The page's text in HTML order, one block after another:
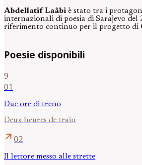
Abdellatif Laâbi è stato tra i
internazionali di poesia di Sarajevo del
riferimento continuo per il progetto di
Poesie disponibili
9
01
Due ore di treno
Deux heures de train
arrow_outward 02
Il lettore messo alle strette